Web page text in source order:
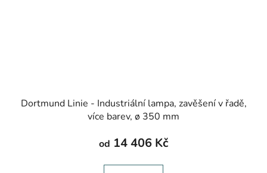
Dortmund Linie - Industriální lampa, zavěšení v řadě,
více barev, ø 350 mm
od 14 406 Kč